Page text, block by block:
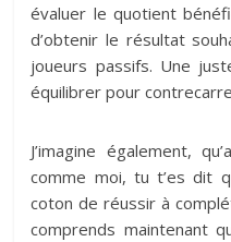
évaluer le quotient
d’obtenir le résultat
joueurs passifs. Une
équilibrer pour
J’imagine également,
comme moi, tu t’es dit
coton de réussir à
comprends maintenant